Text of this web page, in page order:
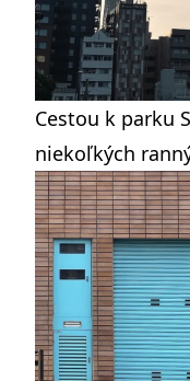
Cestou k parku
niekoľkých